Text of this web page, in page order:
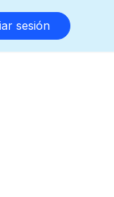
sesión